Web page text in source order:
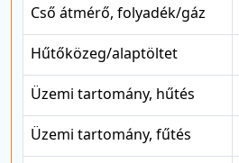
Cső átmérő, folyadék/gáz
Hűtőközeg/alaptöltet
Üzemi tartomány, hűtés
Üzemi tartomány, fűtés